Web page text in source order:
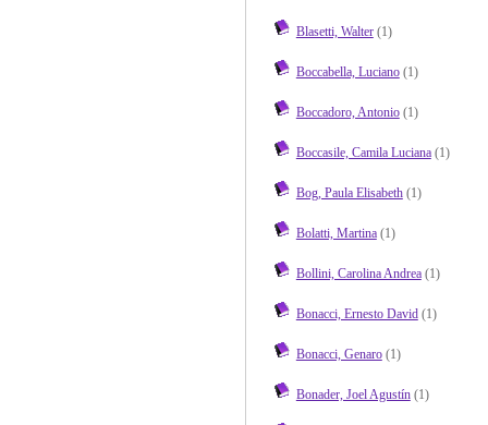
Blasetti, Walter(1)
Boccabella, Luciano(1)
Boccadoro, Antonio(1)
Boccasile, Camila Luciana(1)
Bog, Paula Elisabeth(1)
Bolatti, Martina(1)
Bollini, Carolina Andrea(1)
Bonacci, Ernesto David(1)
Bonacci, Genaro(1)
Bonader, Joel Agustín(1)